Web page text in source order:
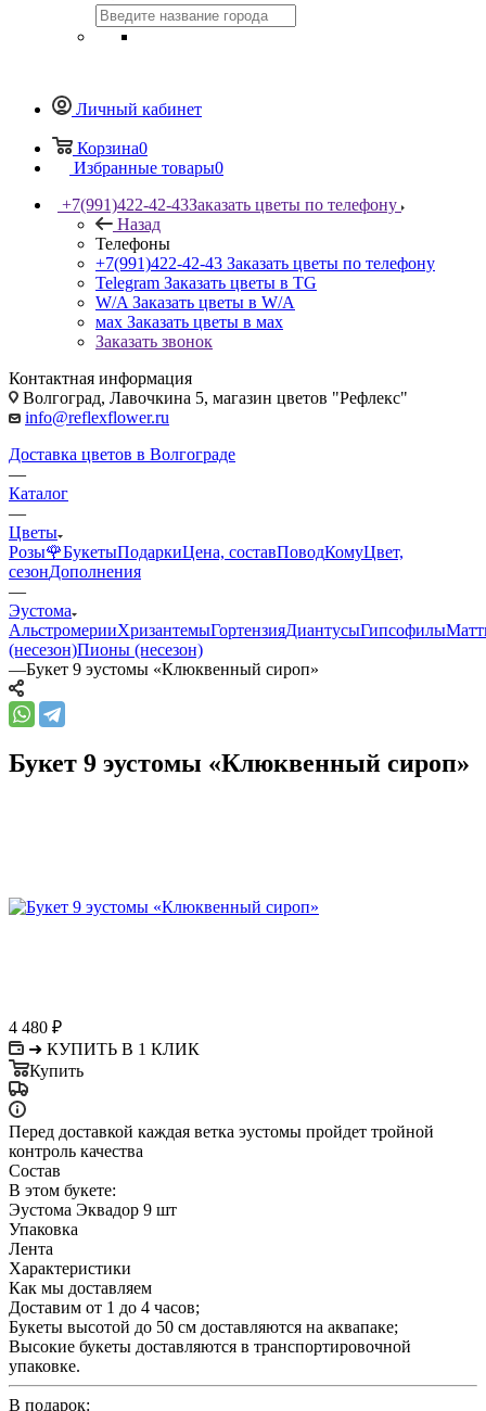
Личный кабинет
Корзина0
Избранные товары0
+7(991)422-42-43Заказать цветы по телефону
Назад
Телефоны
+7(991)422-42-43 Заказать цветы по телефону
Telegram Заказать цветы в TG
W/A Заказать цветы в W/A
мах Заказать цветы в мах
Заказать звонок
Контактная информация
Волгоград, Лавочкина 5, магазин цветов "Рефлекс"
info@reflexflower.ru
Доставка цветов в Волгограде
—
Каталог
—
Цветы
Розы🌹БукетыПодаркиЦена, составПоводКомуЦвет,
сезонДополнения
—
Эустома
АльстромерииХризантемыГортензияДиантусыГипсофилы
(несезон)Пионы (несезон)
—Букет 9 эустомы «Клюквенный сироп»
Букет 9 эустомы «Клюквенный сироп»
4 480 ₽
➜ КУПИТЬ В 1 КЛИК
Купить
Перед доставкой каждая ветка эустомы пройдет тройной
контроль качества
Состав
В этом букете:
Эустома Эквадор 9 шт
Упаковка
Лента
Характеристики
Как мы доставляем
Доставим от 1 до 4 часов;
Букеты высотой до 50 см доставляются на аквапаке;
Высокие букеты доставляются в транспортировочной
упаковке.
В подарок: